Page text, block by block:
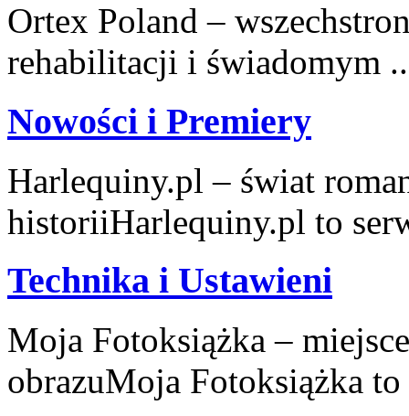
Ortex Poland –
rehabilitacji i świadomym
Nowości i Premiery
Harlequiny.pl – świat
historiiHarlequiny.pl to
Technika i Ustawieni
Moja Fotoksiążka –
obrazuMoja Fotoksiążka to